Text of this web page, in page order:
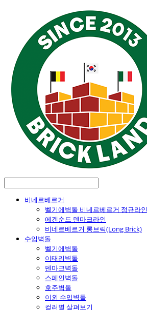
비네르베르거
벨기에벽돌 비네르베르거 정규라인
에겐순드 덴마크라인
비네르베르거 롱브릭(Long Brick)
수입벽돌
벨기에벽돌
이태리벽돌
덴마크벽돌
스페인벽돌
호주벽돌
이외 수입벽돌
컬러별 살펴보기